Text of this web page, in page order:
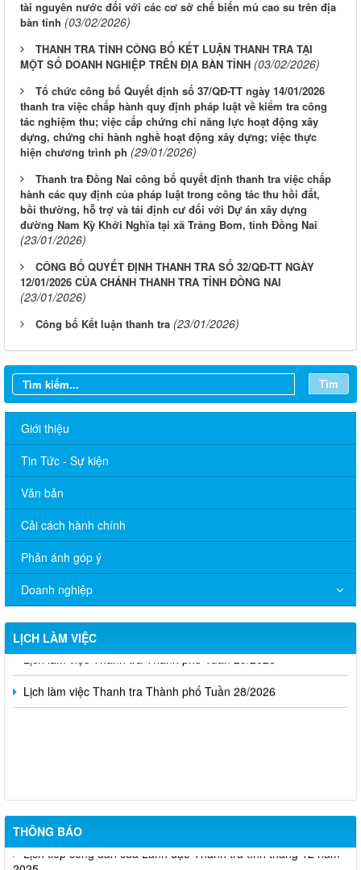
tài nguyên nước đối với các cơ sở chế biến mủ cao su trên địa
bàn tỉnh (03/02/2026)
THANH TRA TỈNH CÔNG BỐ KẾT LUẬN THANH TRA TẠI
MỘT SỐ DOANH NGHIỆP TRÊN ĐỊA BÀN TỈNH (03/02/2026)
Tổ chức công bố Quyết định số 37/QĐ-TT ngày 14/01/2026
thanh tra việc chấp hành quy định pháp luật về kiểm tra công
tác nghiệm thu; việc cấp chứng chỉ năng lực hoạt động xây
dựng, chứng chỉ hành nghề hoạt động xây dựng; việc thực
hiện chương trình ph (29/01/2026)
Thanh tra Đồng Nai công bố quyết định thanh tra việc chấp
hành các quy định của pháp luật trong công tác thu hồi đất,
bồi thường, hỗ trợ và tái định cư đối với Dự án xây dựng
đường Nam Kỳ Khởi Nghĩa tại xã Trảng Bom, tỉnh Đồng Nai
(23/01/2026)
CÔNG BỐ QUYẾT ĐỊNH THANH TRA SỐ 32/QĐ-TT NGÀY
12/01/2026 CỦA CHÁNH THANH TRA TỈNH ĐỒNG NAI
(23/01/2026)
Công bố Kết luận thanh tra (23/01/2026)
Tìm
Giới thiệu
Tin Tức - Sự kiện
Văn bản
Cải cách hành chính
Phản ánh góp ý
Doanh nghiệp
LỊCH LÀM VIỆC
Lịch làm việc Thanh tra Thành phố Tuần 31/2026
Lịch làm việc Thanh tra Thành phố Tuần 30/2026
Lịch làm việc Thanh tra Thành phố Tuần 29/2026
Lịch làm việc Thanh tra Thành phố Tuần 28/2026
THÔNG BÁO
Công khai tiết kiệm chi thường xuyên dự toán năm 2025 theo
Nghị quyết số 173/NQ-CP của Chính Phủ (sau sát nhập)
Lịch tiếp công dân của Lãnh đạo Thanh tra tỉnh tháng 12 năm
2025